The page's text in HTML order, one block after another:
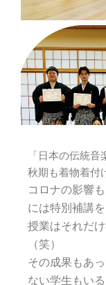
「日本の伝統
秋期も着物着付
コロナの影響
には特別補講
授業はそれだ
（笑）
その成果もあ
ない学生もい